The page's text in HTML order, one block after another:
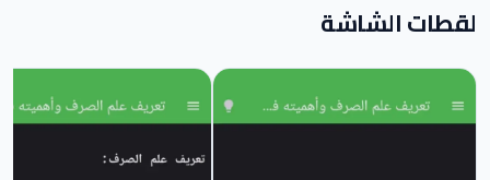
لقطات الشاشة